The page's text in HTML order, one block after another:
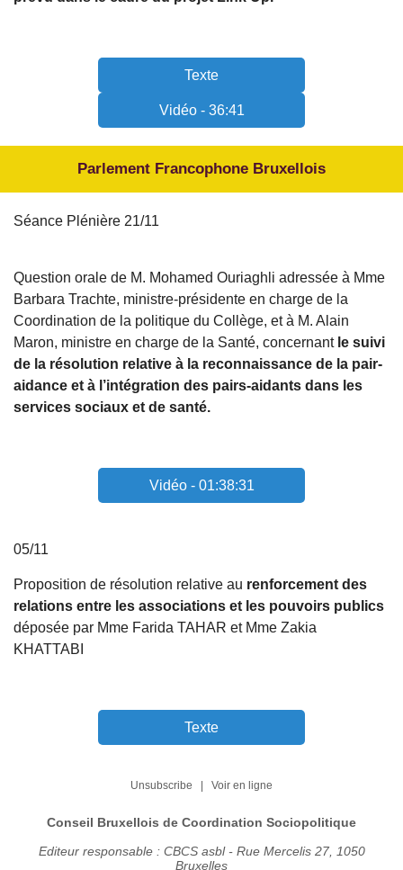
Texte
Vidéo - 36:41
Parlement Francophone Bruxellois
Séance Plénière 21/11
Question orale de M. Mohamed Ouriaghli adressée à Mme
Barbara Trachte, ministre-présidente en charge de la
Coordination de la politique du Collège, et à M. Alain
Maron, ministre en charge de la Santé, concernant le suivi
de la résolution relative à la reconnaissance de la pair-
aidance et à l’intégration des pairs-aidants dans les
services sociaux et de santé.
Vidéo - 01:38:31
05/11
Proposition de résolution relative au renforcement des
relations entre les associations et les pouvoirs publics
déposée par Mme Farida TAHAR et Mme Zakia
KHATTABI
Texte
Unsubscribe Voir en ligne
Conseil Bruxellois de Coordination Sociopolitique
Editeur responsable : CBCS asbl - Rue Mercelis 27, 1050
Bruxelles